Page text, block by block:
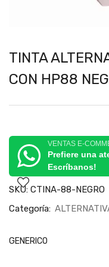
TINTA
CON HP88
VENTAS E-
Prefiere una
Escríbanos!
SKU: CTINA-88-NEGRO
Categoría:
GENERICO